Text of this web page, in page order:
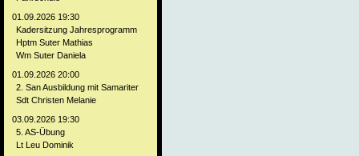
01.09.2026 19:30
Kadersitzung Jahresprogramm
Hptm Suter Mathias
Wm Suter Daniela
01.09.2026 20:00
2. San Ausbildung mit Samariter
Sdt Christen Melanie
03.09.2026 19:30
5. AS-Übung
Lt Leu Dominik